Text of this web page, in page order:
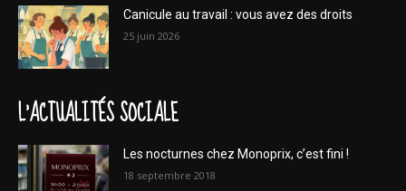
Canicule au travail : vous avez des droits
25 juin 2026
L'ACTUALITÉS SOCIALE
Les nocturnes chez Monoprix, c’est fini !
18 septembre 2018